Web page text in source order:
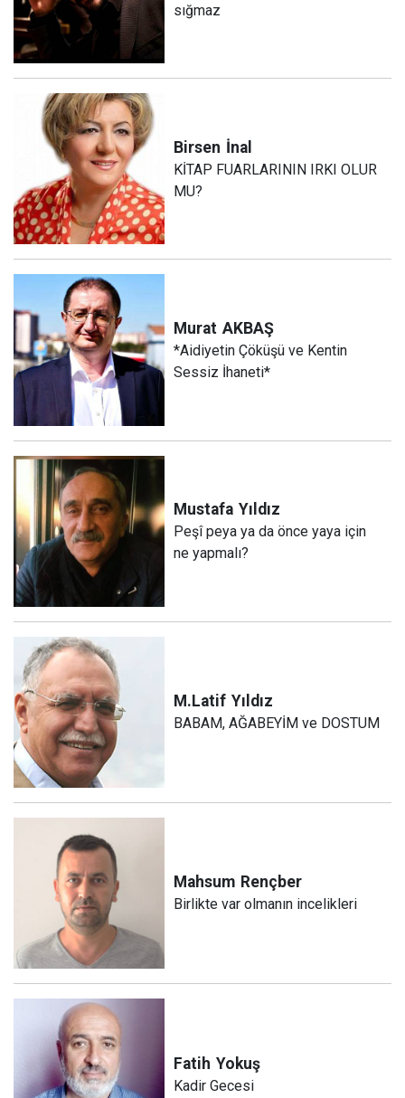
sığmaz
Birsen İnal
KİTAP FUARLARININ IRKI OLUR
MU?
Murat AKBAŞ
*Aidiyetin Çöküşü ve Kentin
Sessiz İhaneti*
Mustafa Yıldız
Peşî peya ya da önce yaya için
ne yapmalı?
M.Latif Yıldız
BABAM, AĞABEYİM ve DOSTUM
Mahsum Rençber
Birlikte var olmanın incelikleri
Fatih Yokuş
Kadir Gecesi